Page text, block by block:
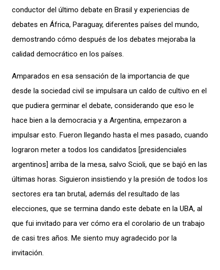
conductor del último debate en Brasil y experiencias de
debates en África, Paraguay, diferentes países del mundo,
demostrando cómo después de los debates mejoraba la
calidad democrático en los países.
Amparados en esa sensación de la importancia de que
desde la sociedad civil se impulsara un caldo de cultivo en el
que pudiera germinar el debate, considerando que eso le
hace bien a la democracia y a Argentina, empezaron a
impulsar esto. Fueron llegando hasta el mes pasado, cuando
lograron meter a todos los candidatos [presidenciales
argentinos] arriba de la mesa, salvo Scioli, que se bajó en las
últimas horas. Siguieron insistiendo y la presión de todos los
sectores era tan brutal, además del resultado de las
elecciones, que se termina dando este debate en la UBA, al
que fui invitado para ver cómo era el corolario de un trabajo
de casi tres años. Me siento muy agradecido por la
invitación.